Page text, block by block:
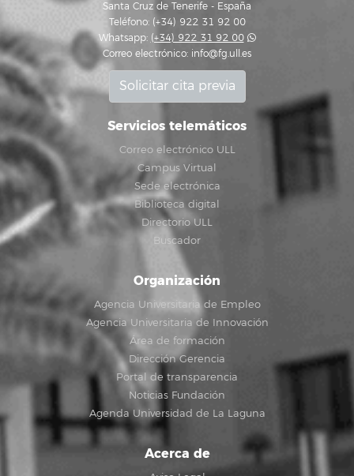
Santa Cruz de Tenerife - España
Teléfono: (+34) 922 31 92 00
Whatsapp: (+34) 922 31 92 00
Correo electrónico: info@fg.ull.es
Solicitar cita previa
Servicios telemáticos
Correo electrónico ULL
Campus Virtual
Sede electrónica
Biblioteca digital
Directorio ULL
Buscador
Organización
Agencia Universitaria de Empleo
Agencia Universitaria de Innovación
Área de formación
Dirección Gerencia
Portal de transparencia
Noticias Fundación
Agenda Universidad de La Laguna
Acerca de